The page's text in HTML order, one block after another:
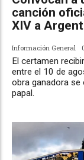
canción
XIV a
Información General
El certamen
entre el 10 de
obra ganadora se
papal.